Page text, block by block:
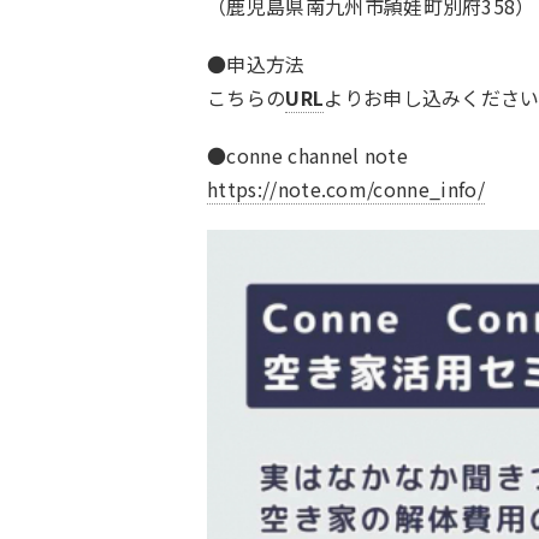
●申込方法
こちらのURLよりお申し込みくださ
●conne channel note
https://note.com/conne_info/